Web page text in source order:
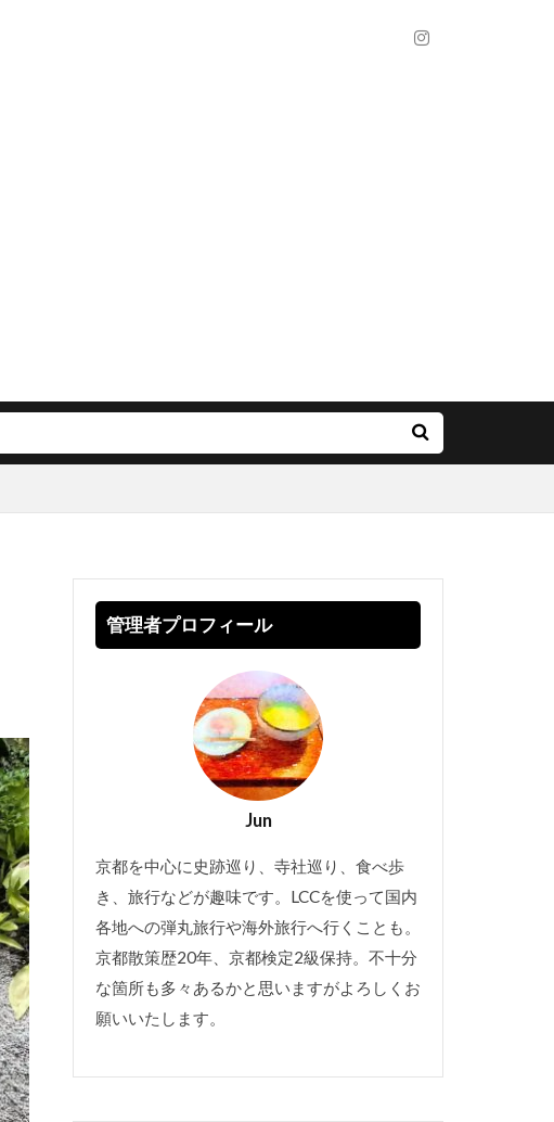
管理者プロフィール
Jun
京都を中心に史跡巡り、寺社巡り、食べ歩
き、旅行などが趣味です。LCCを使って国内
各地への弾丸旅行や海外旅行へ行くことも。
京都散策歴20年、京都検定2級保持。不十分
な箇所も多々あるかと思いますがよろしくお
願いいたします。